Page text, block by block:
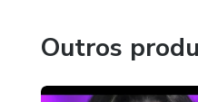
Outros